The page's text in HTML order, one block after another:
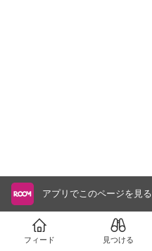
アプリでこのページを見る
フィード 見つける